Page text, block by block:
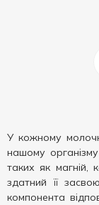
У кожному
нашому
таких як магній,
здатний її
компонента